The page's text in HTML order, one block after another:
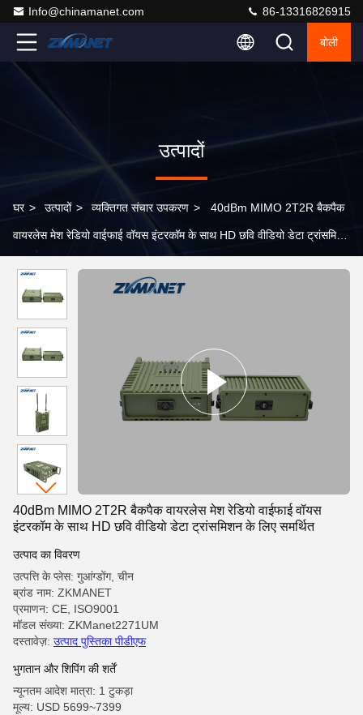
Info@chinamanet.com 86-13316826915
बोली
उत्पादों
घर > उत्पादों > व्यक्तिगत संचार उपकरण > 40dBm MIMO 2T2R बैकपैक
वायरलेस मेश रेडियो वाईफाई वॉयस इंटरकॉम के साथ HD छवि वीडियो डेटा ट्रांसमिशन
40dBm MIMO 2T2R बैकपैक वायरलेस मेश रेडियो वाईफाई वॉयस
इंटरकॉम के साथ HD छवि वीडियो डेटा ट्रांसमिशन के लिए समर्थित
उत्पाद का विवरण
उत्पत्ति के प्लेस: गुआंग्डोंग, चीन
ब्रांड नाम: ZKMANET
प्रमाणन: CE, ISO9001
मॉडल संख्या: ZKManet2271UM
दस्तावेज़: उत्पाद पुस्तिका पीडीएफ
भुगतान और शिपिंग की शर्तें
न्यूनतम आदेश मात्रा: 1 टुकड़ा
मूल्य: USD 5699~7399